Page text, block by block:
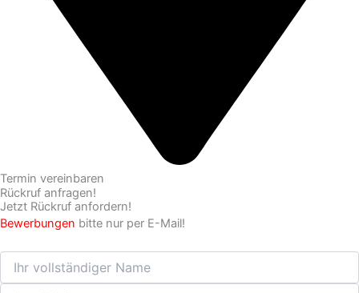
Termin vereinbaren
Rückruf anfragen!
Jetzt Rückruf anfordern!
Bewerbungen bitte nur per E-Mail!